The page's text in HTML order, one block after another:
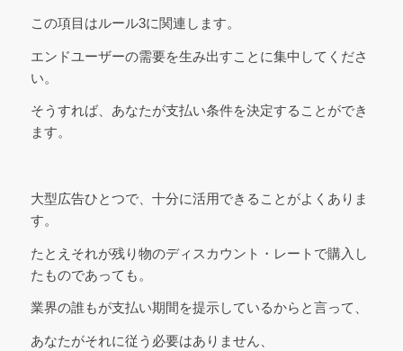
この項目はルール3に関連します。
エンドユーザーの需要を生み出すことに集中してくださ
い。
そうすれば、あなたが支払い条件を決定することができ
ます。
大型広告ひとつで、十分に活用できることがよくありま
す。
たとえそれが残り物のディスカウント・レートで購入し
たものであっても。
業界の誰もが支払い期間を提示しているからと言って、
あなたがそれに従う必要はありません、